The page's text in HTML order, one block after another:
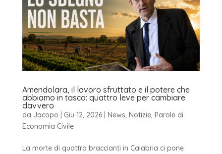
Amendolara, il lavoro sfruttato e il potere che
abbiamo in tasca: quattro leve per cambiare
davvero
da Jacopo Giu 12, 2026| News Notizie, Parole di
Economia Civile
La morte di quattro braccianti in Calabria ci pone